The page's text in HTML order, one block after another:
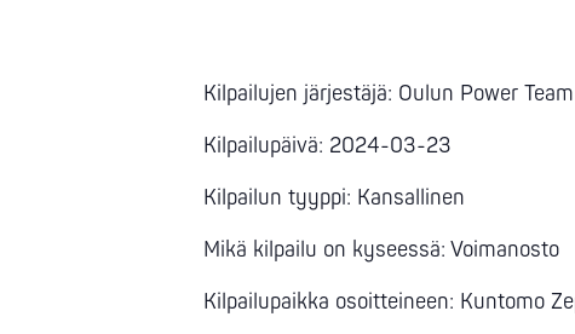
Kilpailujen järjestäjä: Oulun Power
Kilpailupäivä: 2024-03-23
Kilpailun tyyppi: Kansallinen
Mikä kilpailu on kyseessä: Voimanosto
Kilpailupaikka osoitteineen: Kuntomo